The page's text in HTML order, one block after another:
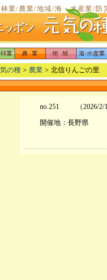
林業/農業/地域/海・水産業/
の種 > 農業 > 北信りんごの里
no.251 （2026/2/
開催地：長野県